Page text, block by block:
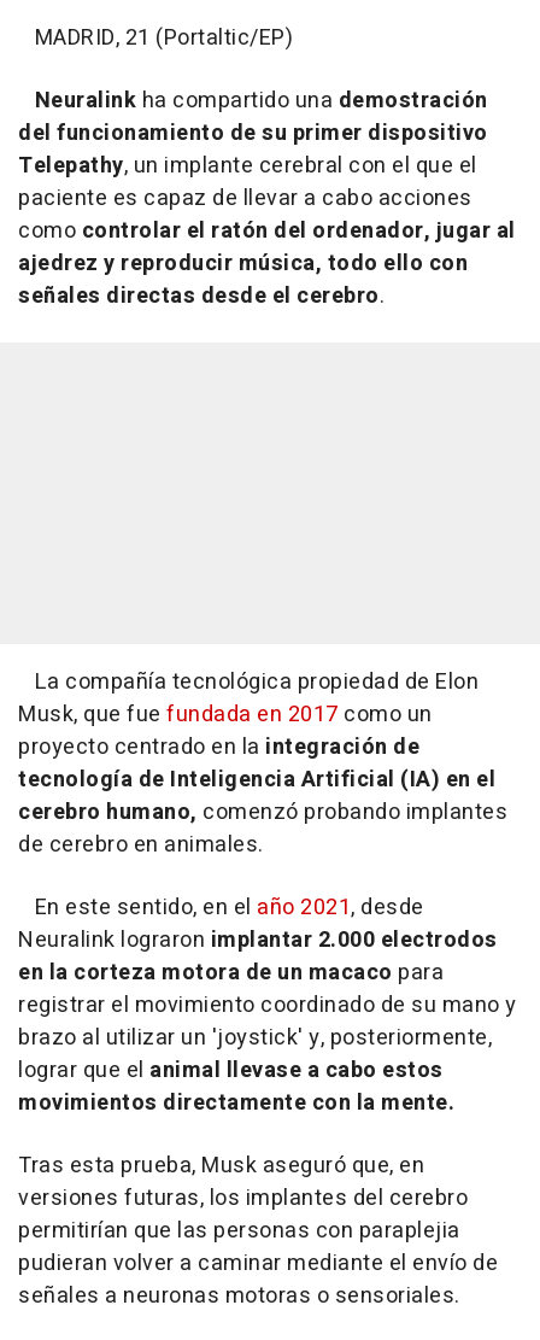
MADRID, 21 (Portaltic/EP)
Neuralink ha compartido una demostración
del funcionamiento de su primer dispositivo
Telepathy, un implante cerebral con el que el
paciente es capaz de llevar a cabo acciones
como controlar el ratón del ordenador, jugar al
ajedrez y reproducir música, todo ello con
señales directas desde el cerebro.
La compañía tecnológica propiedad de Elon
Musk, que fue fundada en 2017 como un
proyecto centrado en la integración de
tecnología de Inteligencia Artificial (IA) en el
cerebro humano, comenzó probando implantes
de cerebro en animales.
En este sentido, en el año 2021, desde
Neuralink lograron implantar 2.000 electrodos
en la corteza motora de un macaco para
registrar el movimiento coordinado de su mano y
brazo al utilizar un 'joystick' y, posteriormente,
lograr que el animal llevase a cabo estos
movimientos directamente con la mente.
Tras esta prueba, Musk aseguró que, en
versiones futuras, los implantes del cerebro
permitirían que las personas con paraplejia
pudieran volver a caminar mediante el envío de
señales a neuronas motoras o sensoriales.